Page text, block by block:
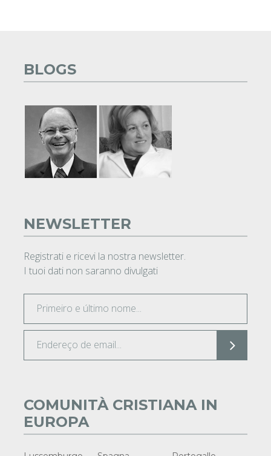
BLOGS
NEWSLETTER
Registrati e ricevi la nostra newsletter.
I tuoi dati non saranno divulgati
COMUNITÀ CRISTIANA IN
EUROPA